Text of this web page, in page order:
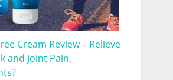
Cream Review – Relieve
and Joint Pain.